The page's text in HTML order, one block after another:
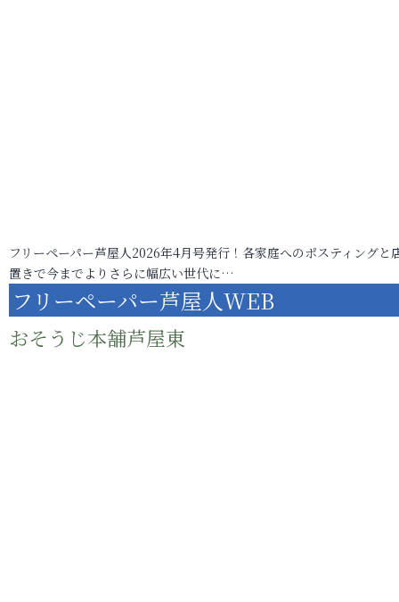
フリーペーパー芦屋人2026年4月号発行！各家庭へのポスティングと
置きで今までよりさらに幅広い世代に…
フリーペーパー芦屋人WEB
おそうじ本舗芦屋東